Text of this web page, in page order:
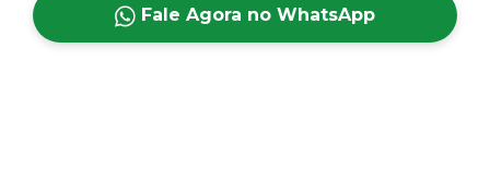
Fale Agora no WhatsApp